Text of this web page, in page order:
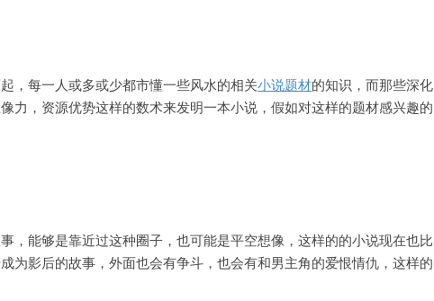
，每一人或多或少都市懂一些风水的相关小说题材的知识，而那些深化
力，资源优势这样的数术来发明一本小说，假如对这样的题材感兴趣的
，能够是靠近过这种圈子，也可能是平空想像，这样的的小说现在也比
为影后的故事，外面也会有争斗，也会有和男主角的爱恨情仇，这样的